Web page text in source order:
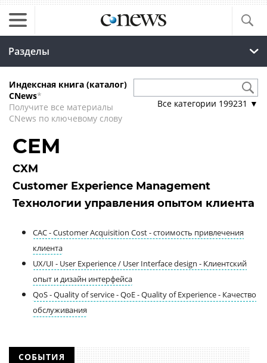
Разделы
Индексная книга (каталог)
CNews*
Получите все материалы
CNews по ключевому слову
Все категории 199231 ▼
CEM
CXM
Customer Experience Management
Технологии управления опытом клиента
CAC - Customer Acquisition Cost - стоимость привлечения
клиента
UX/UI - User Experience / User Interface design - Клиентский
опыт и дизайн интерфейса
QoS - Quality of service - QoE - Quality of Experience - Качество
обслуживания
СОБЫТИЯ